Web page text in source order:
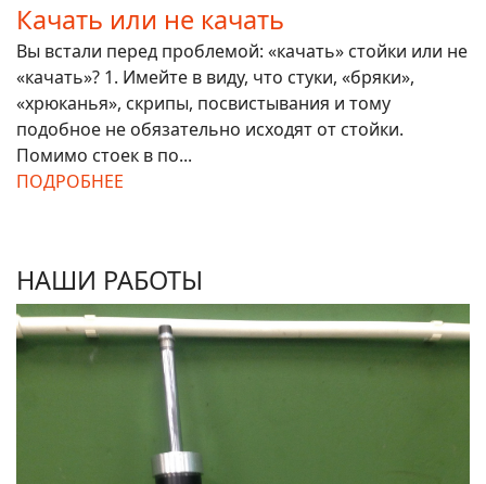
Качать или не качать
Вы встали перед проблемой: «качать» стойки или не
«качать»? 1. Имейте в виду, что стуки, «бряки»,
«хрюканья», скрипы, посвистывания и тому
подобное не обязательно исходят от стойки.
Помимо стоек в по...
ПОДРОБНЕЕ
НАШИ РАБОТЫ